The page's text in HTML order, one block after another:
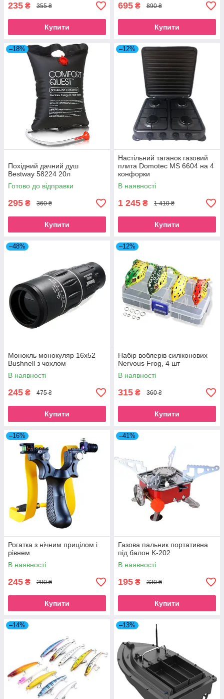
235 ₴ 355 ₴
Купити
695 ₴ 890 ₴
Купити
–18%
Похідний дачний душ
Bestway 58224 20л
Готово до відправки
295 ₴ 360 ₴
Купити
–12%
Настільний таганок газовий
плита Domotec MS 6604 на 4
конфорки
В наявності
1 245 ₴ 1 410 ₴
Купити
–48%
Монокль монокуляр 16x52
Bushnell з чохлом
В наявності
245 ₴ 475 ₴
Купити
–12%
Набір воблерів силіконових
Nervous Frog, 4 шт
В наявності
315 ₴ 360 ₴
Купити
–16%
Рогатка з нічним прицілом і
рівнем
В наявності
245 ₴ 290 ₴
Купити
–41%
Газова пальник портативна
під балон K-202
В наявності
195 ₴ 330 ₴
Купити
–14% –13%